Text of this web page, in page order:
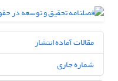
مقالات آماده انتشار
شماره جاری